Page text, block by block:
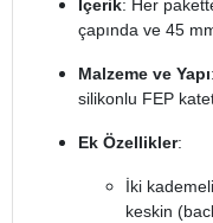
İçerik: Her
çapında ve 45
Malzeme ve Yapı
silikonlu FEP
Ek Özellikler:
İki
keskin